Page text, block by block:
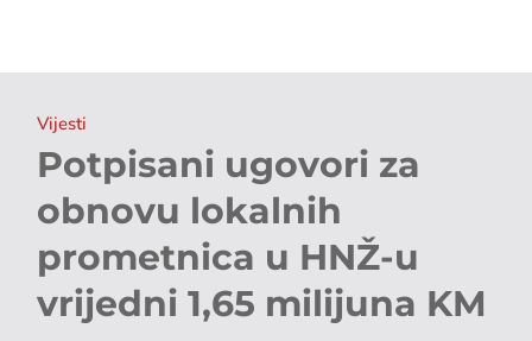
Vijesti
Potpisani ugovori za
obnovu lokalnih
prometnica u HNŽ-u
vrijedni 1,65 milijuna KM